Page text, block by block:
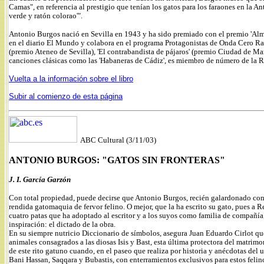
Camas", en referencia al prestigio que tenían los gatos para los faraones en la
verde y ratón colorao'".
Antonio Burgos nació en Sevilla en 1943 y ha sido premiado con el premio
en el diario El Mundo y colabora en el programa Protagonistas de Onda Cero
(premio Ateneo de Sevilla), 'El contrabandista de pájaros' (premio Ciudad de
canciones clásicas como las 'Habaneras de Cádiz', es miembro de número de la
Vuelta a la información sobre el libro
Subir al comienzo de esta página
ABC Cultural (3/11/03)
ANTONIO BURGOS: "GATOS SIN FRONTERAS"
J. I. García Garzón
Con total propiedad, puede decirse que Antonio Burgos, recién galardonado
rendida gatomaquia de fervor felino. O mejor, que la ha escrito su gato, pues a
cuatro patas que ha adoptado al escritor y a los suyos como familia de
inspiración: el dictado de la obra.
En su siempre nutricio Diccionario de símbolos, asegura Juan Eduardo Cirlot
animales consagrados a las diosas Isis y Bast, esta última protectora del
de este rito gatuno cuando, en el paseo que realiza por historia y anécdotas
Bani Hassan, Saqqara y Bubastis, con enterramientos exclusivos para estos